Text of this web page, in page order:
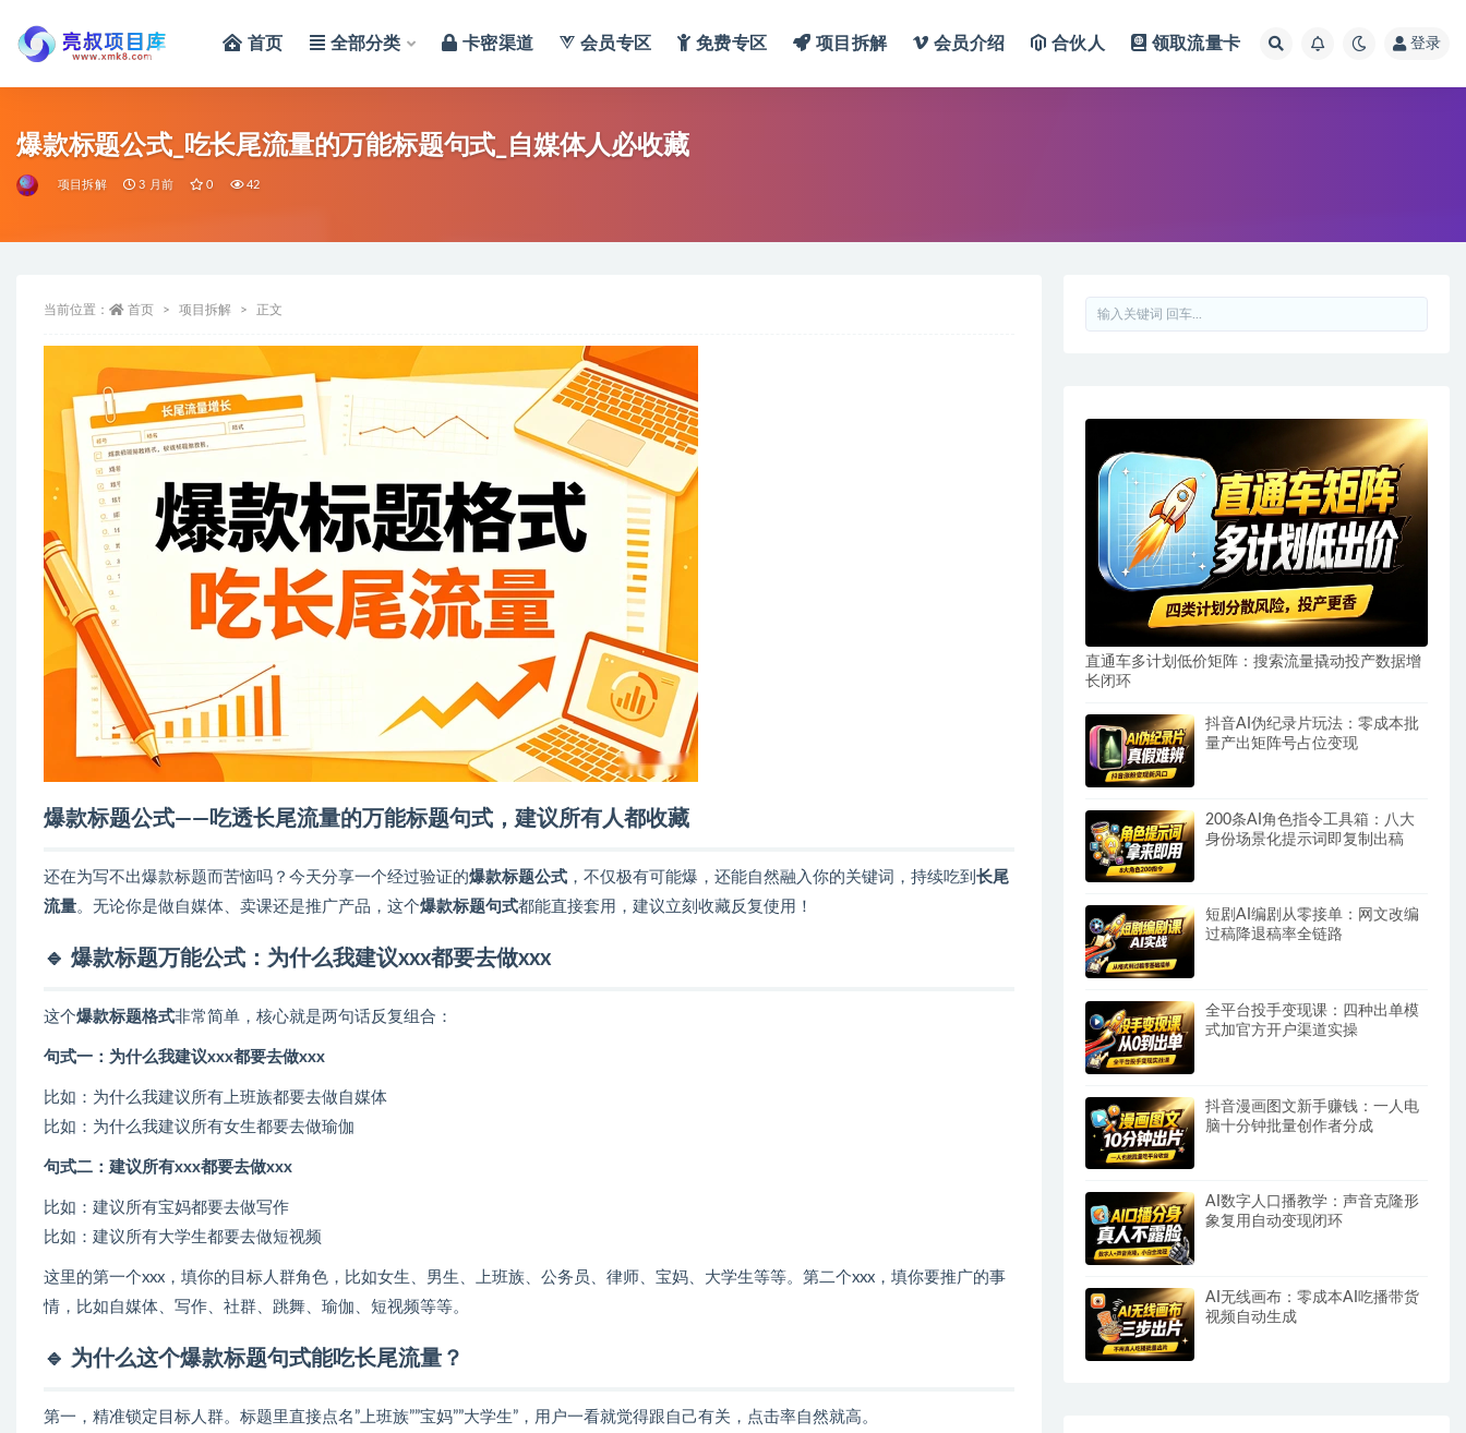
首页 全部分类 卡密渠道 会员专区 免费专区 项目拆解 会员介绍 合伙人 领取流量卡 登录
爆款标题公式_吃长尾流量的万能标题句式_自媒体人必收藏
项目拆解 3 月前 0 42
当前位置： 首页 项目拆解 正文
爆款标题公式——吃透长尾流量的万能标题句式，建议所有人都收藏
还在为写不出爆款标题而苦恼吗？今天分享一个经过验证的爆款标题公式 ，不仅极有可能爆，还能自然融入你的关键词，持续吃到 长尾
流量。无论你是做自媒体、卖课还是推广产品，这个爆款标题句式都能直接套用，建议立刻收藏反复使用！
🔹 爆款标题万能公式：为什么我建议xxx都要去做xxx
这个爆款标题格式非常简单，核心就是两句话反复组合：
句式一：为什么我建议xxx都要去做xxx
比如：为什么我建议所有上班族都要去做自媒体
比如：为什么我建议所有女生都要去做瑜伽
句式二：建议所有xxx都要去做xxx
比如：建议所有宝妈都要去做写作
比如：建议所有大学生都要去做短视频
这里的第一个xxx，填你的目标人群角色，比如女生、男生、上班族、公务员、律师、宝妈、大学生等等。第二个xxx，填你要推广的事
情，比如自媒体、写作、社群、跳舞、瑜伽、短视频等等。
🔹 为什么这个爆款标题句式能吃长尾流量？
第一，精准锁定目标人群。标题里直接点名”上班族””宝妈””大学生”，用户一看就觉得跟自己有关，点击率自然就高。
直通车多计划低价矩阵：搜索流量撬动投产数据增
长闭环
抖音AI伪纪录片玩法：零成本批
量产出矩阵号占位变现
200条AI角色指令工具箱：八大
身份场景化提示词即复制出稿
短剧AI编剧从零接单：网文改编
过稿降退稿率全链路
全平台投手变现课：四种出单模
式加官方开户渠道实操
抖音漫画图文新手赚钱：一人电
脑十分钟批量创作者分成
AI数字人口播教学：声音克隆形
象复用自动变现闭环
AI无线画布：零成本AI吃播带货
视频自动生成